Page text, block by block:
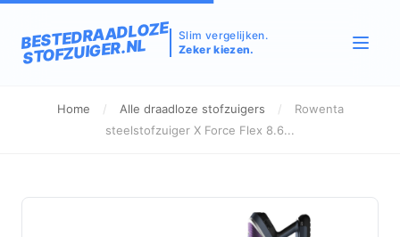
BESTEDRAADLOZE
STOFZUIGER.NL
Slim vergelijken.
Zeker kiezen.
Home / Alle draadloze stofzuigers /
Rowenta
steelstofzuiger X Force Flex 8.6...